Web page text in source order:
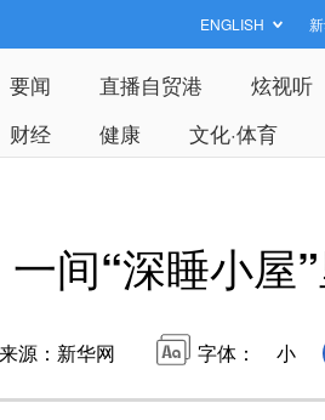
ENGLISH
要闻 直播自贸港 炫视听
财经 健康 文化·体育
间“深睡小屋
来源：新华网 字体： 小